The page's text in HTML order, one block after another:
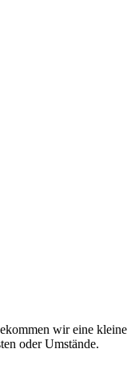
wir eine kleine
oder Umstände.